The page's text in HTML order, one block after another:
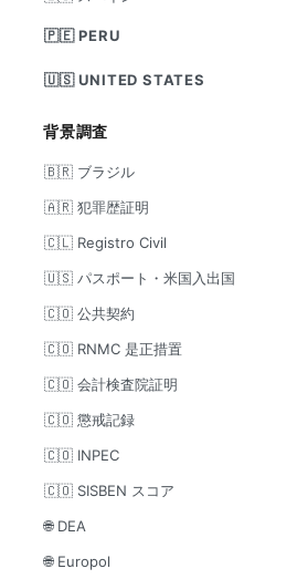
🇵🇪 PERU
🇺🇸 UNITED STATES
背景調査
🇧🇷 ブラジル
🇦🇷 犯罪歴証明
🇨🇱 Registro Civil
🇺🇸 パスポート・米国入出国
🇨🇴 公共契約
🇨🇴 RNMC 是正措置
🇨🇴 会計検査院証明
🇨🇴 懲戒記録
🇨🇴 INPEC
🇨🇴 SISBEN スコア
🌐 DEA
🌐 Europol